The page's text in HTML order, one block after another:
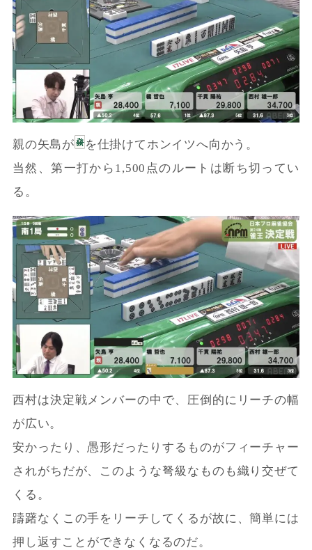
親の矢島が
を仕掛けてホンイツへ向かう。
当然、第一打から1,500点のルートは断ち切ってい
る。
西村は決定戦メンバーの中で、圧倒的にリーチの幅
が広い。
安かったり、愚形だったりするものがフィーチャー
されがちだが、このような弩級なものも織り交ぜて
くる。
躊躇なくこの手をリーチしてくるが故に、簡単には
押し返すことができなくなるのだ。